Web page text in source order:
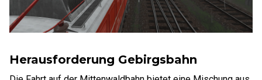
Herausforderung Gebirgsbahn